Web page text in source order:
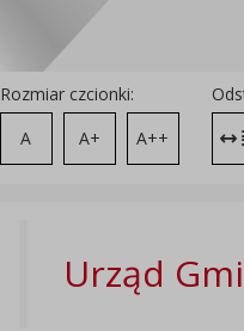
Rozmiar czcionki:
A
A+ A++
Urząd